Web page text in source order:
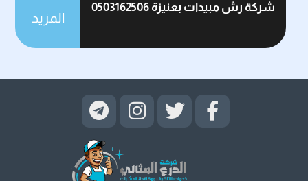
شركة رش مبيدات بعنيزة 0503162506
المزيد